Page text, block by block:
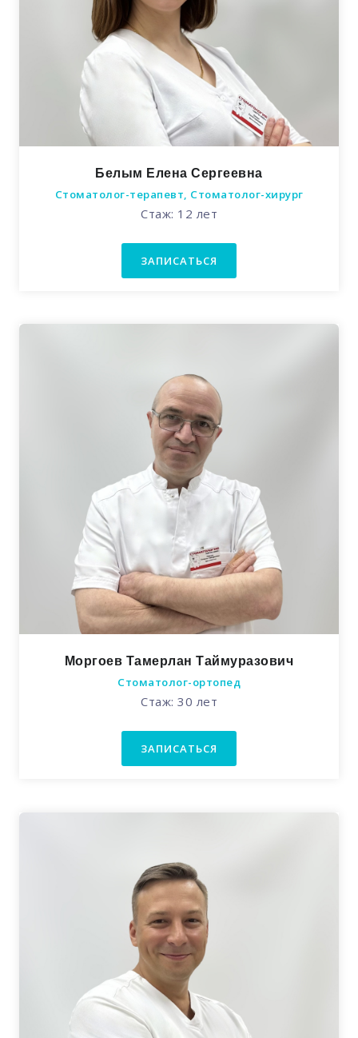
Белым Елена Сергеевна
Стоматолог-терапевт, Стоматолог-хирург
Стаж: 12 лет
ЗАПИСАТЬСЯ
Моргоев Тамерлан Таймуразович
Стоматолог-ортопед
Стаж: 30 лет
ЗАПИСАТЬСЯ